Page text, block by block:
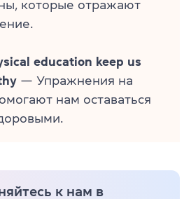
которые отражают
education keep us
— Упражнения на
нам оставаться
к нам в